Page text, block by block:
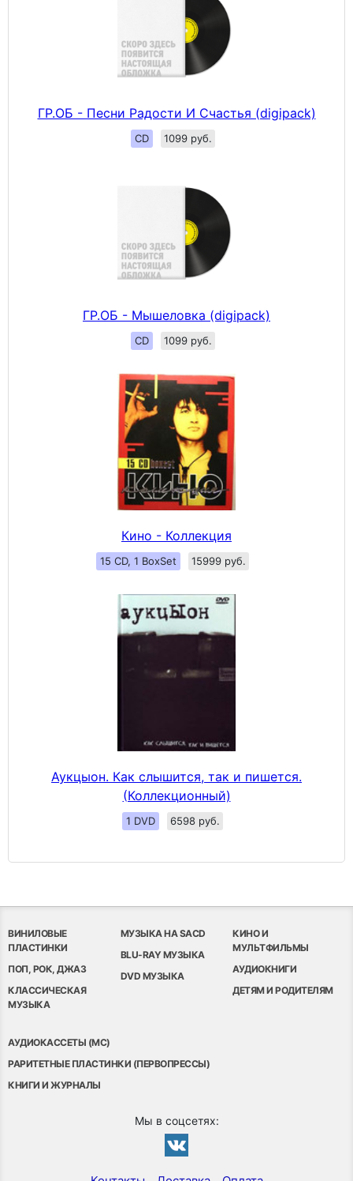
ГР.ОБ - Песни Радости И Счастья (digipack)
CD 1099 руб.
ГР.ОБ - Мышеловка (digipack)
CD 1099 руб.
Кино - Коллекция
15 CD, 1 BoxSet 15999 руб.
Аукцыон. Как слышится, так и пишется.
(Коллекционный)
1 DVD 6598 руб.
ВИНИЛОВЫЕ
ПЛАСТИНКИ
ПОП, РОК, ДЖАЗ
КЛАССИЧЕСКАЯ
МУЗЫКА
МУЗЫКА НА SACD
BLU-RAY МУЗЫКА
DVD МУЗЫКА
КИНО И
МУЛЬТФИЛЬМЫ
АУДИОКНИГИ
ДЕТЯМ И РОДИТЕЛЯМ
АУДИОКАССЕТЫ (MC)
РАРИТЕТНЫЕ ПЛАСТИНКИ (ПЕРВОПРЕССЫ)
КНИГИ И ЖУРНАЛЫ
Мы в соцсетях: